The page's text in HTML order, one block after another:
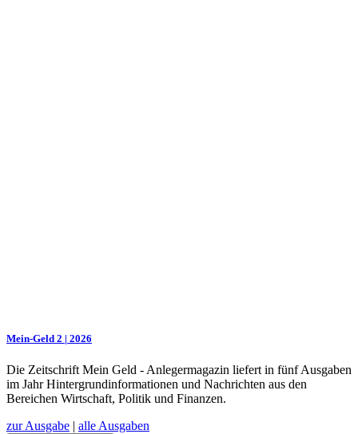
Mein-Geld 2 | 2026
Die Zeitschrift Mein Geld - Anlegermagazin liefert in fünf Ausgaben
im Jahr Hintergrundinformationen und Nachrichten aus den
Bereichen Wirtschaft, Politik und Finanzen.
zur Ausgabe | alle Ausgaben